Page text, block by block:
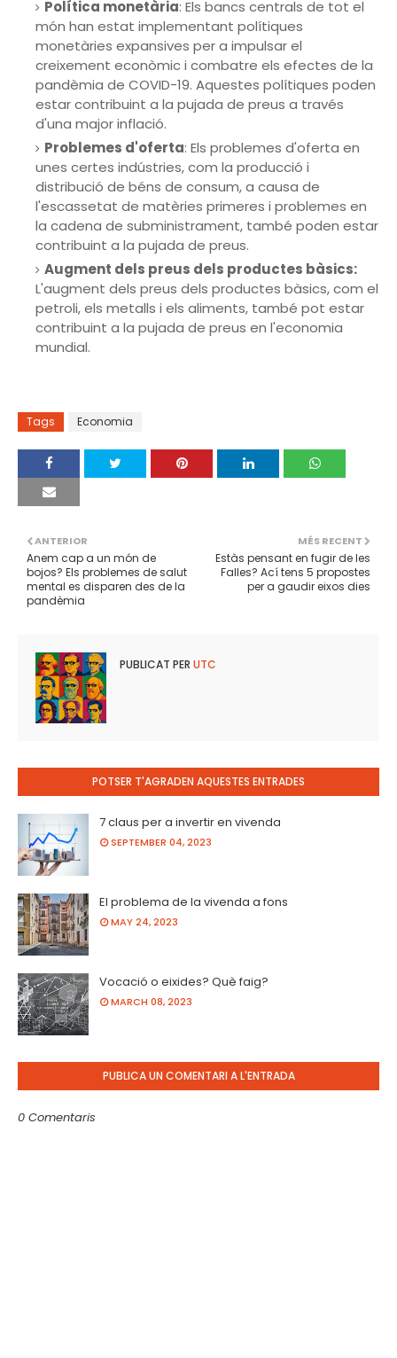
Política monetària: Els bancs centrals de tot el
món han estat implementant polítiques
monetàries expansives per a impulsar el
creixement econòmic i combatre els efectes de la
pandèmia de COVID-19. Aquestes polítiques poden
estar contribuint a la pujada de preus a través
d'una major inflació.
Problemes d'oferta: Els problemes d'oferta en
unes certes indústries, com la producció i
distribució de béns de consum, a causa de
l'escassetat de matèries primeres i problemes en
la cadena de subministrament, també poden estar
contribuint a la pujada de preus.
Augment dels preus dels productes bàsics:
L'augment dels preus dels productes bàsics, com el
petroli, els metalls i els aliments, també pot estar
contribuint a la pujada de preus en l'economia
mundial.
Tags Economia
MÉS RECENT
Estàs pensant en fugir de les
Falles? Ací tens 5 propostes
per a gaudir eixos dies
ANTERIOR
Anem cap a un món de
bojos? Els problemes de salut
mental es disparen des de la
pandèmia
PUBLICAT PER UTC
POTSER T'AGRADEN AQUESTES ENTRADES
7 claus per a invertir en vivenda
SEPTEMBER 04, 2023
El problema de la vivenda a fons
MAY 24, 2023
Vocació o eixides? Què faig?
MARCH 08, 2023
PUBLICA UN COMENTARI A L'ENTRADA
0 Comentaris